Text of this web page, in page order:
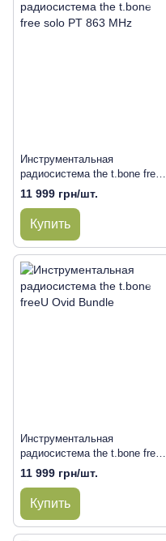
Инструментальная
радиосистема the t.bone free
solo PT 863 MHz
11 999 грн/шт.
Купить
Инструментальная
радиосистема the t.bone freeU
Ovid Bundle
11 999 грн/шт.
Купить